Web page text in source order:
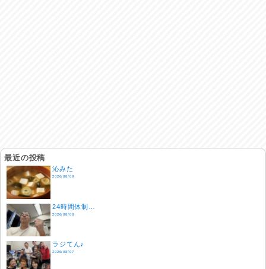
最近の投稿
沁みた
2026/08/09
24時間体制…
2026/08/08
ラジてん♪
2026/08/07